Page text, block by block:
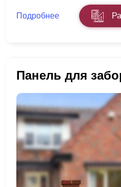
Подробнее
Панель для